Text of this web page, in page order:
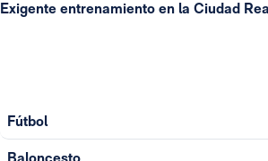
Exigente entrenamiento en la Ciudad
Fútbol